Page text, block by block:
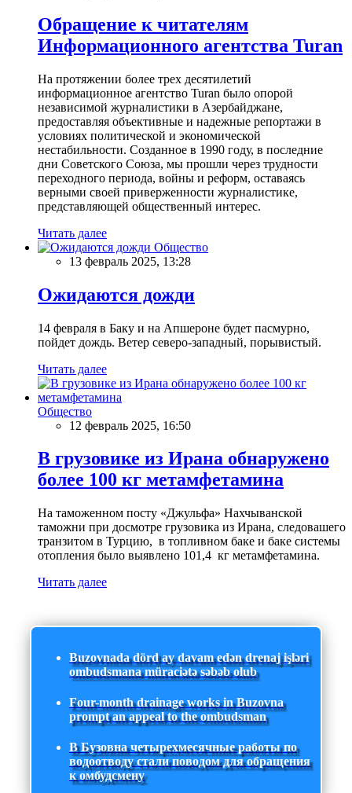
Обращение к читателям
Информационного агентства Turan
На протяжении более трех десятилетий
информационное агентство Turan было опорой
независимой журналистики в Азербайджане,
предоставляя объективные и надежные репортажи в
условиях политической и экономической
нестабильности. Созданное в 1990 году, в последние
дни Советского Союза, мы прошли через трудности
переходного периода, войны и реформ, оставаясь
верными своей приверженности журналистике,
представляющей общественный интерес.
Читать далее
Общество
13 февраль 2025, 13:28
Ожидаются дожди
14 февраля в Баку и на Апшероне будет пасмурно,
пойдет дождь. Ветер северо-западный, порывистый.
Читать далее
Общество
12 февраль 2025, 16:50
В грузовике из Ирана обнаружено
более 100 кг метамфетамина
На таможенном посту «Джульфа» Нахчыванской
таможни при досмотре грузовика из Ирана, следовашего
транзитом в Турцию, в топливном баке и баке системы
отопления было выявлено 101,4 кг метамфетамина.
Читать далее
Buzovnada dörd ay davam edən drenaj işləri
ombudsmana müraciətə səbəb olub
Four-month drainage works in Buzovna
prompt an appeal to the ombudsman
В Бузовна четырехмесячные работы по
водоотводу стали поводом для обращения
к омбудсмену